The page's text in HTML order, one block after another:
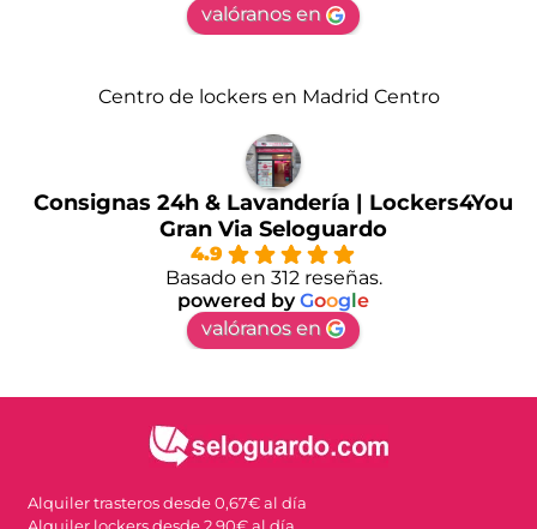
valóranos en
Centro de lockers en Madrid Centro
Consignas 24h & Lavandería | Lockers4You
Gran Via Seloguardo
4.9
Basado en 312 reseñas.
powered byGoogle
valóranos en
Alquiler trasteros desde 0,67€ al día
Alquiler lockers desde 2,90€ al día